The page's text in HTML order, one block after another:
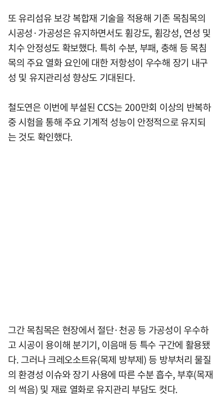
또 유리섬유 보강 복합재 기술을 적용해 기존 목침목의
시공성·가공성은 유지하면서도 휨강도, 휨강성, 연성 및
치수 안정성도 확보했다. 특히 수분, 부패, 충해 등 목침
목의 주요 열화 요인에 대한 저항성이 우수해 장기 내구
성 및 유지관리성 향상도 기대된다.
철도연은 이번에 부설된 CCS는 200만회 이상의 반복하
중 시험을 통해 주요 기계적 성능이 안정적으로 유지되
는 것도 확인했다.
그간 목침목은 현장에서 절단·천공 등 가공성이 우수하
고 시공이 용이해 분기기, 이음매 등 특수 구간에 활용됐
다. 그러나 크레오소트유(목제 방부제) 등 방부처리 물질
의 환경성 이슈와 장기 사용에 따른 수분 흡수, 부후(목재
의 썩음) 및 재료 열화로 유지관리 부담도 컷다.